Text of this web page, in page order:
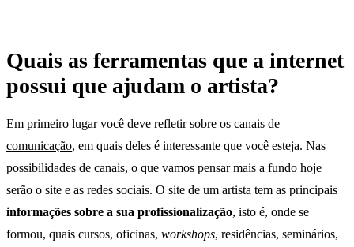
Quais as ferramentas que a internet
possui que ajudam o artista?
Em primeiro lugar você deve refletir sobre os canais de
comunicação, em quais deles é interessante que você esteja. Nas
possibilidades de canais, o que vamos pensar mais a fundo hoje
serão o site e as redes sociais. O site de um artista tem as principais
informações sobre a sua profissionalização, isto é, onde se
formou, quais cursos, oficinas, workshops, residências, seminários,